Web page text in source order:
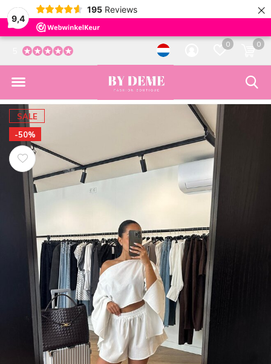
9,4
195 Reviews ×
0 0
SALE
-50%